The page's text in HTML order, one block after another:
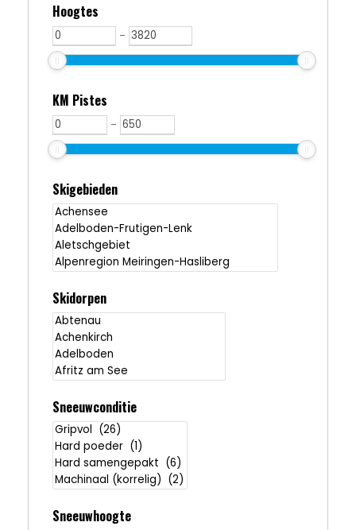
Hoogtes
-
KM Pistes
-
Skigebieden
Skidorpen
Sneeuwconditie
Sneeuwhoogte